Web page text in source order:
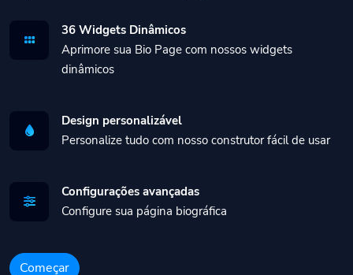
36 Widgets Dinâmicos
Aprimore sua Bio Page com nossos widgets
dinâmicos
Design personalizável
Personalize tudo com nosso construtor fácil de usar
Configurações avançadas
Configure sua página biográfica
Começar